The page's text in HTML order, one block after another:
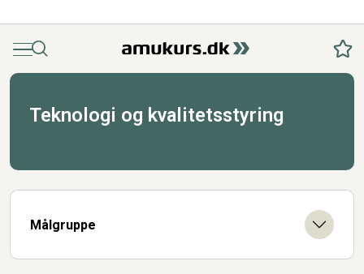
MenuSøg
Teknologi og kvalitetsstyring
Målgruppe